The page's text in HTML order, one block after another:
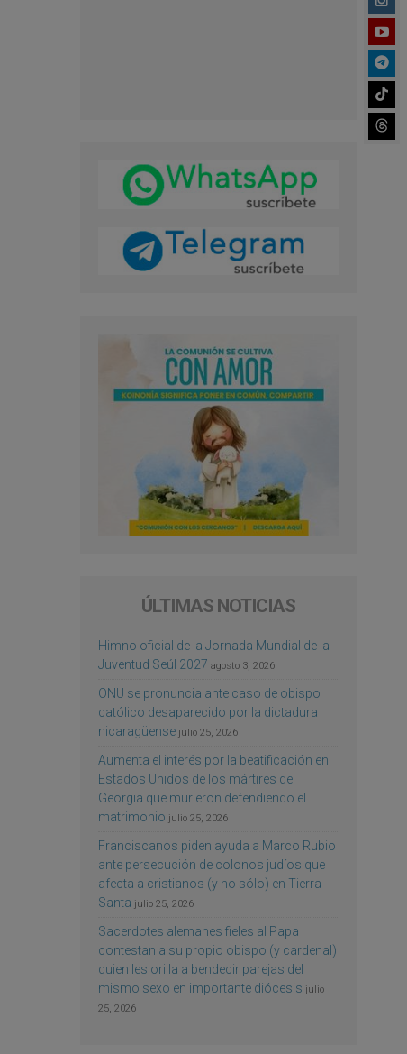
ÚLTIMAS NOTICIAS
Himno oficial de la Jornada Mundial de la
Juventud Seúl 2027 agosto 3, 2026
ONU se pronuncia ante caso de obispo
católico desaparecido por la dictadura
nicaragüense julio 25, 2026
Aumenta el interés por la beatificación en
Estados Unidos de los mártires de
Georgia que murieron defendiendo el
matrimonio julio 25, 2026
Franciscanos piden ayuda a Marco Rubio
ante persecución de colonos judíos que
afecta a cristianos (y no sólo) en Tierra
Santa julio 25, 2026
Sacerdotes alemanes fieles al Papa
contestan a su propio obispo (y cardenal)
quien les orilla a bendecir parejas del
mismo sexo en importante diócesis julio
25, 2026